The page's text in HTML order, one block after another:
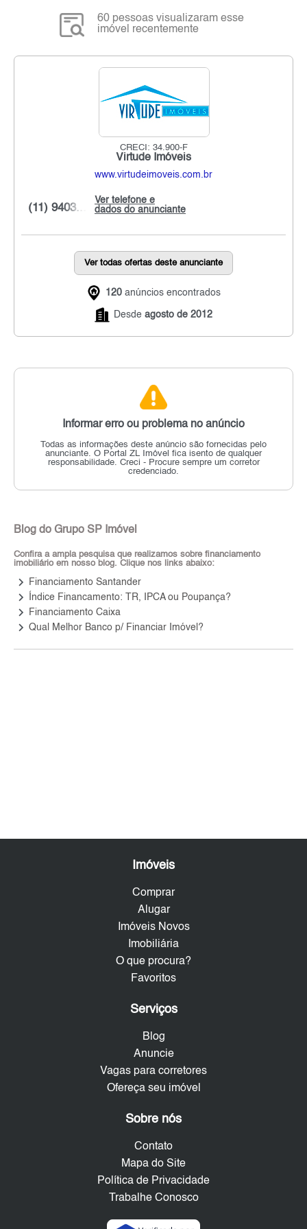
60 pessoas visualizaram esse
imóvel recentemente
CRECI: 34.900-F
Virtude Imóveis
www.virtudeimoveis.com.br
Ver telefone e
dados do anunciante
(11) 9403...
Ver todas ofertas deste anunciante
120 anúncios encontrados
Desde agosto de 2012
Informar erro ou problema no anúncio
Todas as informações deste anúncio são fornecidas pelo
anunciante. O Portal ZL Imóvel fica isento de qualquer
responsabilidade. Creci - Procure sempre um corretor
credenciado.
Blog do Grupo SP Imóvel
Confira a ampla pesquisa que realizamos sobre financiamento
imobiliário em nosso blog. Clique nos links abaixo:
keyboard_arrow_right Financiamento Santander
keyboard_arrow_right Índice Financamento: TR, IPCA ou Poupança?
keyboard_arrow_right Financiamento Caixa
keyboard_arrow_right Qual Melhor Banco p/ Financiar Imóvel?
Imóveis
Comprar
Alugar
Imóveis Novos
Imobiliária
O que procura?
Favoritos
Serviços
Blog
Anuncie
Vagas para corretores
Ofereça seu imóvel
Sobre nós
Contato
Mapa do Site
Política de Privacidade
Trabalhe Conosco